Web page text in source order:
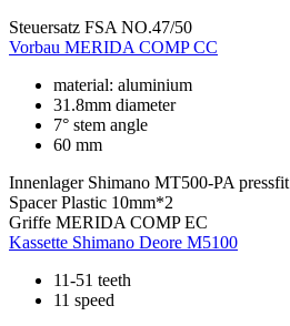
Steuersatz FSA NO.47/50
Vorbau MERIDA COMP CC
material: aluminium
31.8mm diameter
7° stem angle
60 mm
Innenlager Shimano MT500-PA pressfit
Spacer Plastic 10mm*2
Griffe MERIDA COMP EC
Kassette Shimano Deore M5100
11-51 teeth
11 speed